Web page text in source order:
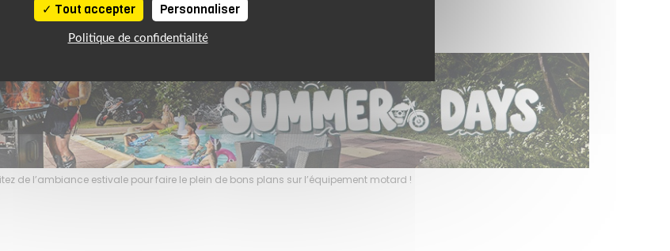
de l’ambiance estivale pour faire le plein de bons plans sur l’équipement motard !
Tout accepter Personnaliser
Politique de confidentialité